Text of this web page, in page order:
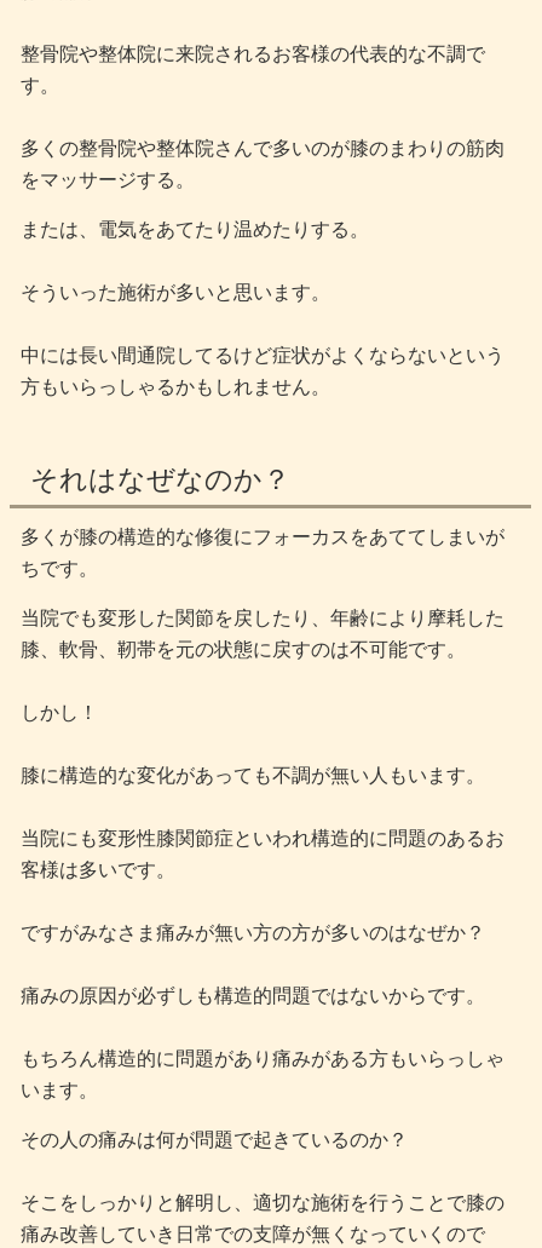
整骨院や整体院に来院されるお客様の代表的な不調で
す。
多くの整骨院や整体院さんで多いのが膝のまわりの筋肉
をマッサージする。
または、電気をあてたり温めたりする。
そういった施術が多いと思います。
中には長い間通院してるけど症状がよくならないという
方もいらっしゃるかもしれません。
それはなぜなのか？
多くが膝の構造的な修復にフォーカスをあててしまいが
ちです。
当院でも変形した関節を戻したり、年齢により摩耗した
膝、軟骨、靭帯を元の状態に戻すのは不可能です。
しかし！
膝に構造的な変化があっても不調が無い人もいます。
当院にも変形性膝関節症といわれ構造的に問題のあるお
客様は多いです。
ですがみなさま痛みが無い方の方が多いのはなぜか？
痛みの原因が必ずしも構造的問題ではないからです。
もちろん構造的に問題があり痛みがある方もいらっしゃ
います。
その人の痛みは何が問題で起きているのか？
そこをしっかりと解明し、適切な施術を行うことで膝の
痛み改善していき日常での支障が無くなっていくので